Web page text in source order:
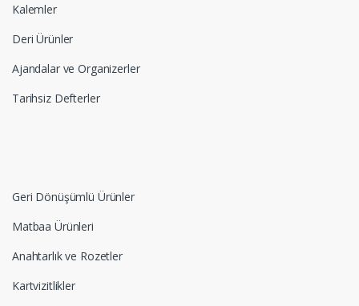
Kalemler
Deri Ürünler
Ajandalar ve Organizerler
Tarihsiz Defterler
Geri Dönüşümlü Ürünler
Matbaa Ürünleri
Anahtarlık ve Rozetler
Kartvizitlikler